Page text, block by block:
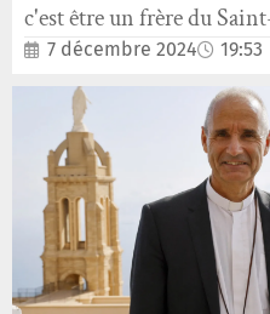
c'est être un frère du
7 décembre 2024 19:53